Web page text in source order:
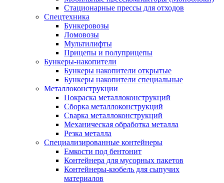
Стационарные прессы для отходов
Спецтехника
Бункеровозы
Ломовозы
Мультилифты
Прицепы и полуприцепы
Бункеры-накопители
Бункеры накопители открытые
Бункеры накопители специальные
Металлоконструкции
Покраска металлоконструкций
Сборка металлоконструкций
Сварка металлоконструкций
Механическая обработка металла
Резка металла
Специализированные контейнеры
Емкости под бентонит
Контейнера для мусорных пакетов
Контейнеры-кюбель для сыпучих
материалов